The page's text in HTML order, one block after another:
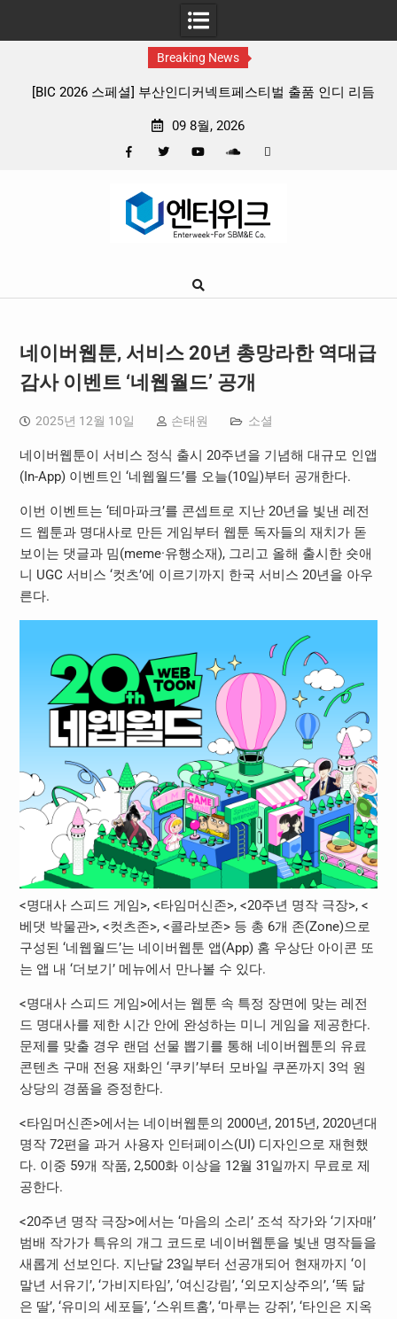
Breaking News
판타지 케이팝 애니메이션 ‘고스트밴드’ 8월 26일(수) 개봉
09 8월, 2026
Google
네이버웹툰, 서비스 20년 총망라한 역대급
감사 이벤트 ‘네웹월드’ 공개
2025년 12월 10일 손태원 소셜
네이버웹툰이 서비스 정식 출시 20주년을 기념해 대규모 인앱
(In-App) 이벤트인 ‘네웹월드’를 오늘(10일)부터 공개한다.
이번 이벤트는 ‘테마파크’를 콘셉트로 지난 20년을 빛낸 레전
드 웹툰과 명대사로 만든 게임부터 웹툰 독자들의 재치가 돋
보이는 댓글과 밈(meme·유행소재), 그리고 올해 출시한 숏애
니 UGC 서비스 ‘컷츠’에 이르기까지 한국 서비스 20년을 아우
른다.
<명대사 스피드 게임>, <타임머신존>, <20주년 명작 극장>, <
베댓 박물관>, <컷츠존>, <콜라보존> 등 총 6개 존(Zone)으로
구성된 ‘네웹월드’는 네이버웹툰 앱(App) 홈 우상단 아이콘 또
는 앱 내 ‘더보기’ 메뉴에서 만나볼 수 있다.
<명대사 스피드 게임>에서는 웹툰 속 특정 장면에 맞는 레전
드 명대사를 제한 시간 안에 완성하는 미니 게임을 제공한다.
문제를 맞출 경우 랜덤 선물 뽑기를 통해 네이버웹툰의 유료
콘텐츠 구매 전용 재화인 ‘쿠키’부터 모바일 쿠폰까지 3억 원
상당의 경품을 증정한다.
<타임머신존>에서는 네이버웹툰의 2000년, 2015년, 2020년대
명작 72편을 과거 사용자 인터페이스(UI) 디자인으로 재현했
다. 이중 59개 작품, 2,500화 이상을 12월 31일까지 무료로 제
공한다.
<20주년 명작 극장>에서는 ‘마음의 소리’ 조석 작가와 ‘기자매’
범배 작가가 특유의 개그 코드로 네이버웹툰을 빛낸 명작들을
새롭게 선보인다. 지난달 23일부터 선공개되어 현재까지 ‘이
말년 서유기’, ‘가비지타임’, ‘여신강림’, ‘외모지상주의’, ‘똑 닮
은 딸’, ‘유미의 세포들’, ‘스위트홈’, ‘마루는 강쥐’, ‘타인은 지옥